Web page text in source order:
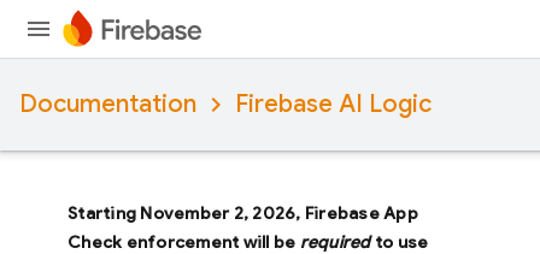
Documentation Firebase AI Logic
Starting November 2, 2026, Firebase App
Check enforcement will be requiredto use